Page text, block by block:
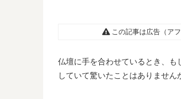
この記事は広告（ア
仏壇に手を合わせているとき、
していて驚いたことはありません